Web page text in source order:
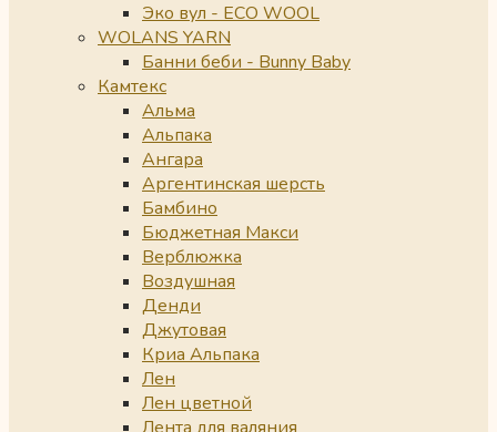
Эко вул - ECO WOOL
WOLANS YARN
Банни беби - Bunny Baby
Камтекс
Альма
Альпака
Ангара
Аргентинская шерсть
Бамбино
Бюджетная Макси
Верблюжка
Воздушная
Денди
Джутовая
Криа Альпака
Лен
Лен цветной